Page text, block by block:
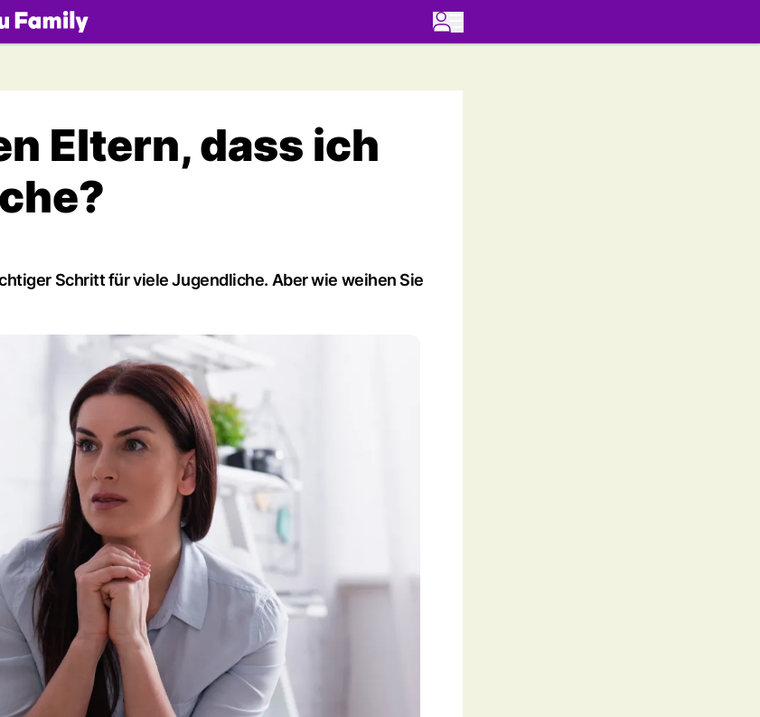
Eltern, dass ich
Schritt für viele Jugendliche. Aber wie weihen Sie